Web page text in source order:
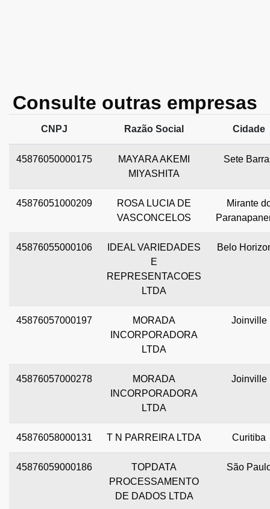
Consulte outras empresas
CNPJ Razão Social Cidade
45876050000175
MAYARA AKEMI
MIYASHITA
Sete
45876051000209
ROSA LUCIA DE
VASCONCELOS
Mirante
45876055000106
IDEAL VARIEDADES
E
REPRESENTACOES
LTDA
Belo
45876057000197
MORADA
INCORPORADORA
LTDA
Joinville
45876057000278
MORADA
INCORPORADORA
LTDA
Joinville
45876058000131 T N PARREIRA LTDA Curitiba
45876059000186
TOPDATA
PROCESSAMENTO
DE DADOS LTDA
São